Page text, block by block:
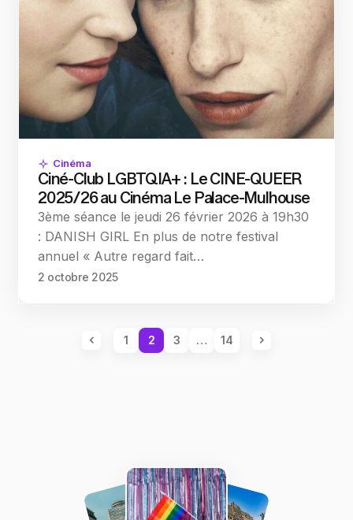
Cinéma
Ciné-Club LGBTQIA+ : Le CINE-QUEER
2025/26 au Cinéma Le Palace-Mulhouse
3ème séance le jeudi 26 février 2026 à 19h30
: DANISH GIRL En plus de notre festival
annuel « Autre regard fait…
2 octobre 2025
1 2 3 … 14